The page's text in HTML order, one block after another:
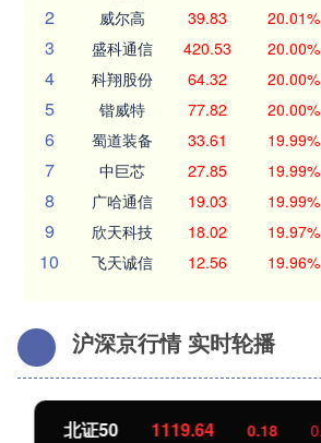
2 威尔高 39.83 20.01%
3 盛科通信 420.53 20.00%
4 科翔股份 64.32 20.00%
5 锴威特 77.82 20.00%
6 蜀道装备 33.61 19.99%
7 中巨芯 27.85 19.99%
8 广哈通信 19.03 19.99%
9 欣天科技 18.02 19.97%
10 飞天诚信 12.56 19.96%
沪深京行情 实时轮播
创业板指 3518.54 -16.60